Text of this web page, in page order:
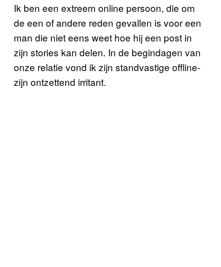
Ik ben een extreem online persoon, die om
de een of andere reden gevallen is voor een
man die niet eens weet hoe hij een post in
zijn stories kan delen. In de begindagen van
onze relatie vond ik zijn standvastige offline-
zijn ontzettend irritant.